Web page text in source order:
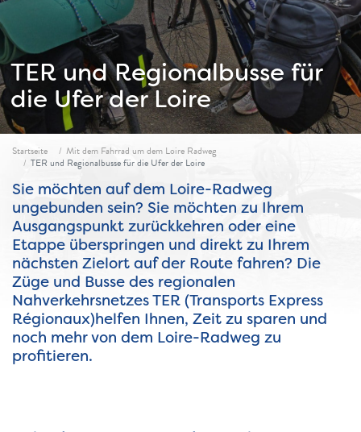
TER und Regionalbusse für
die Ufer der Loire
Fil d'ariane
Startseite
Mit dem Fahrrad um dem Loire Radweg
TER und Regionalbusse für die Ufer der Loire
Sie möchten auf dem Loire-Radweg
ungebunden sein? Sie möchten zu Ihrem
Ausgangspunkt zurückkehren oder eine
Etappe überspringen und direkt zu Ihrem
nächsten Zielort auf der Route fahren? Die
Züge und Busse des regionalen
Nahverkehrsnetzes TER (Transports Express
Régionaux)helfen Ihnen, Zeit zu sparen und
noch mehr von dem Loire-Radweg zu
profitieren.